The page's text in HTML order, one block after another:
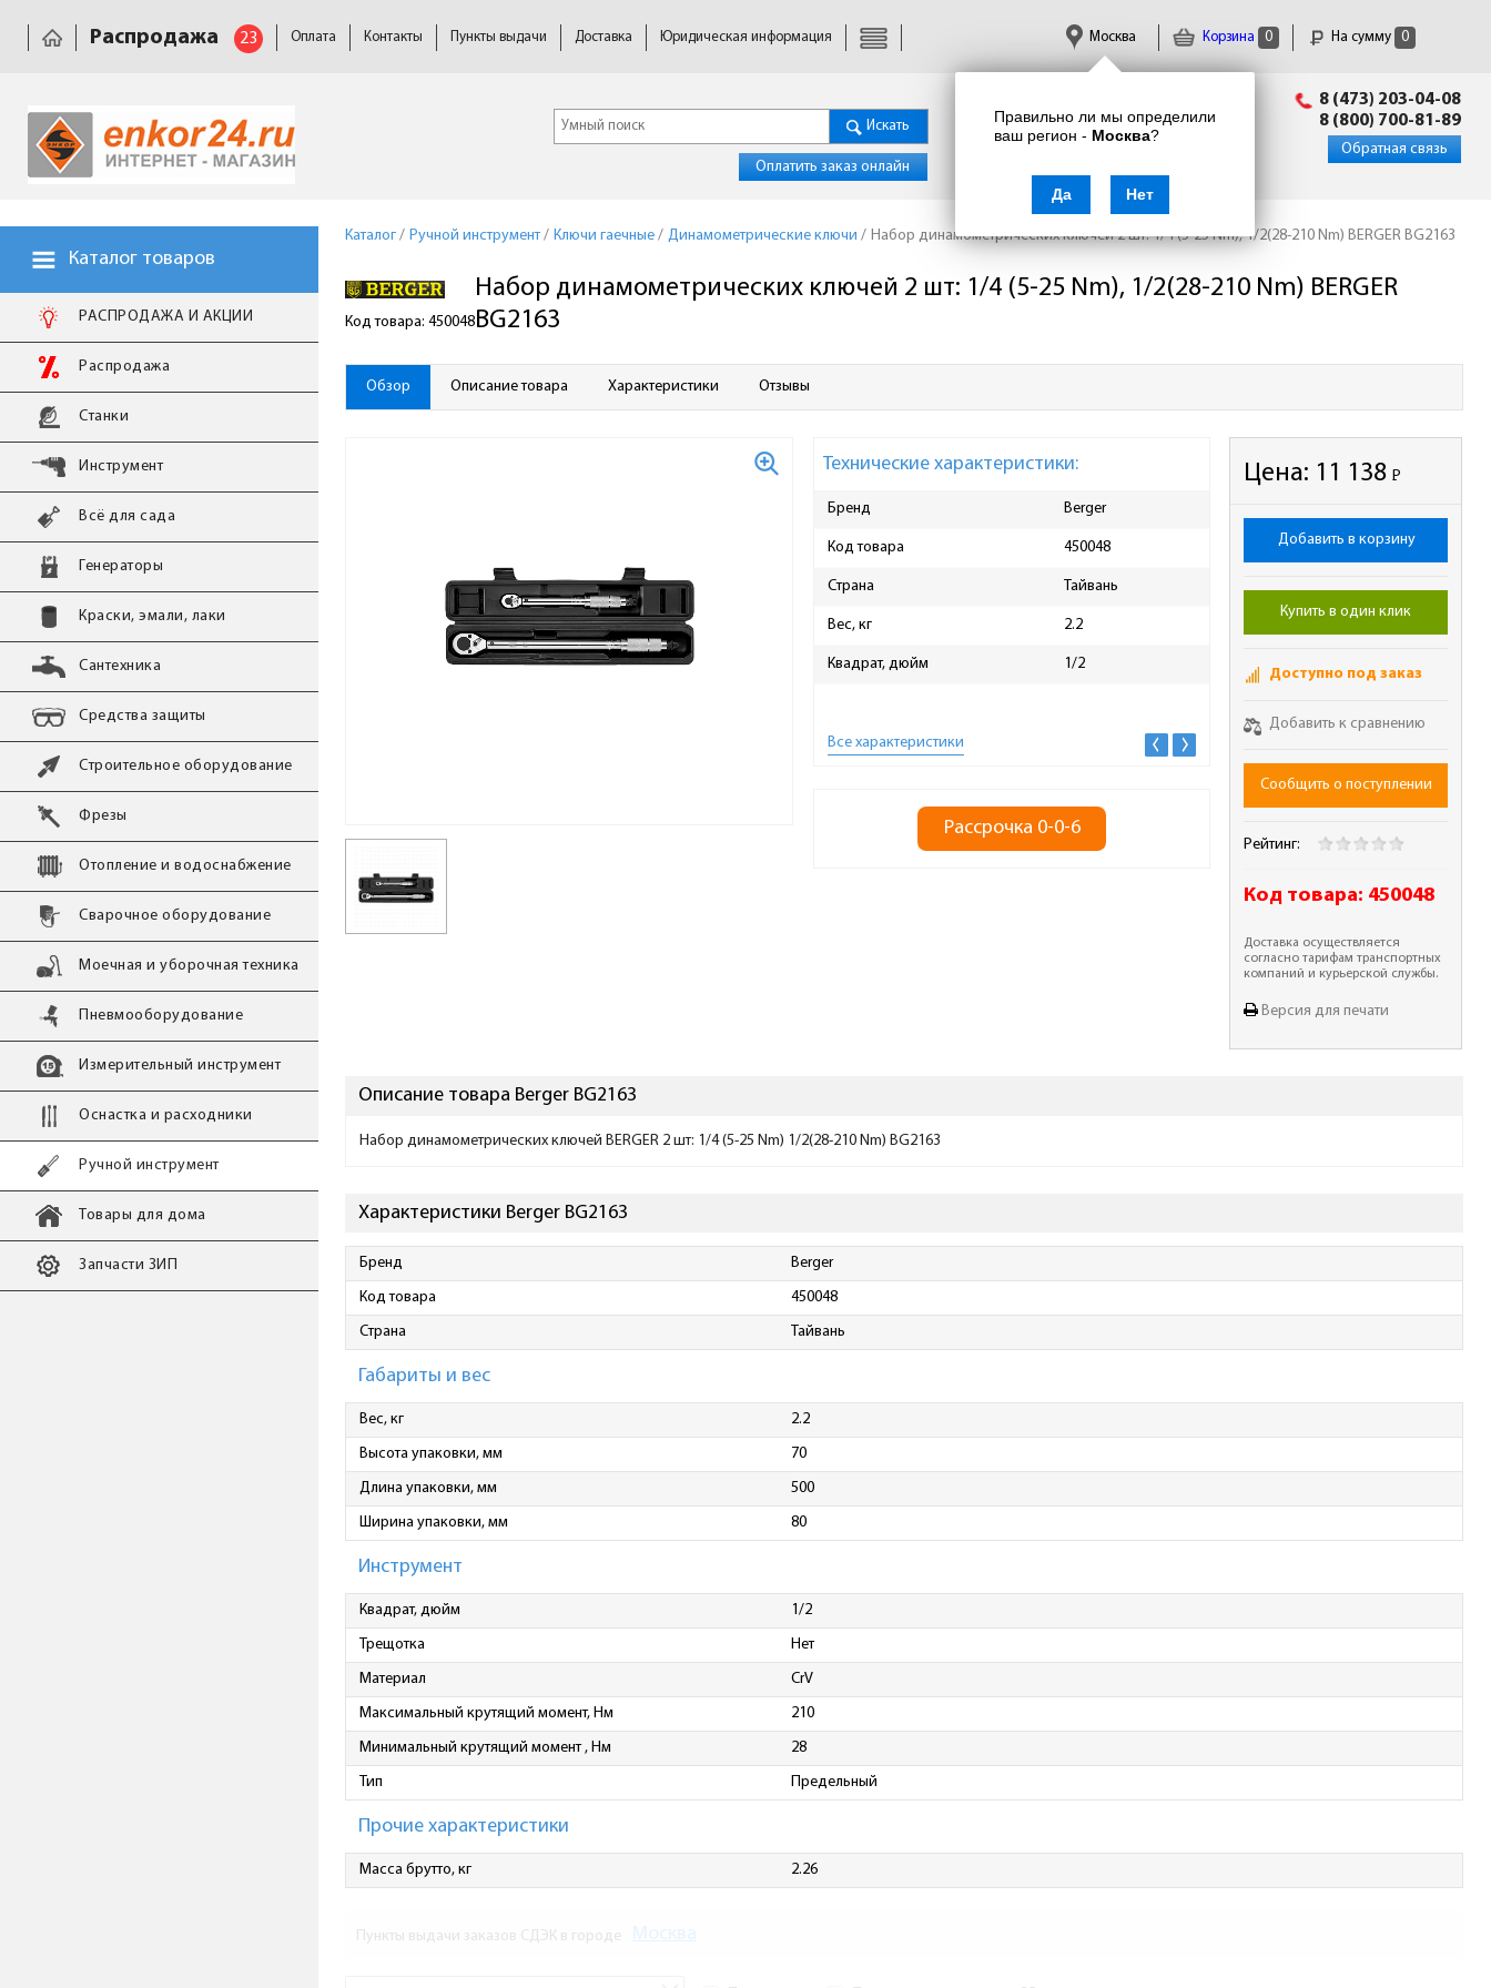
Корзина 0 На сумму 0
Правильно ли мы определили
ваш регион - Москва?
Да Нет
Москва
Распродажа 23 Оплата Контакты Пункты выдачи Доставка Юридическая информация
Искать
Оплатить заказ онлайн
info@enkor24.ru
8 (473) 203-04-08
8 (800) 700-81-89
Обратная связь
Каталог товаров
РАСПРОДАЖА И АКЦИИ
Распродажа
Станки
Инструмент
Всё для сада
Генераторы
Краски, эмали, лаки
Сантехника
Средства защиты
Строительное оборудование
Фрезы
Отопление и водоснабжение
Сварочное оборудование
Моечная и уборочная техника
Пневмооборудование
Измерительный инструмент
Оснастка и расходники
Ручной инструмент
Товары для дома
Запчасти ЗИП
Каталог / Ручной инструмент/ Ключи гаечные / Динамометрические ключи / Набор динамометрических ключей 2 шт: 1/4 (5-25 Nm), 1/2(28-210 Nm) BERGER BG2163
Код товара: 450048
Набор динамометрических ключей 2 шт: 1/4 (5-25 Nm), 1/2(28-210 Nm) BERGER
BG2163
Обзор Описание товара Характеристики Отзывы
Технические характеристики:
Бренд Berger
Код товара 450048
Страна Тайвань
Вес, кг 2.2
Квадрат, дюйм 1/2
Трещотка
Материал
Минимальный крутящий
Все характеристики
Рассрочка 0-0-6
Цена: 11 138Р
-
Добавить в корзину
Купить в один клик
Доступно под заказ
Добавить к сравнению
Сообщить о поступлении
Рейтинг:
Код товара: 450048
Доставка осуществляется
согласно тарифам транспортных
компаний и курьерской службы.
Версия для печати
Описание товара Berger BG2163
Набор динамометрических ключей BERGER 2 шт: 1/4 (5-25 Nm) 1/2(28-210 Nm) BG2163
Характеристики Berger BG2163
Бренд Berger
Код товара 450048
Страна Тайвань
Габариты и вес
Вес, кг 2.2
Высота упаковки, мм 70
Длина упаковки, мм 500
Ширина упаковки, мм 80
Инструмент
Квадрат, дюйм 1/2
Трещотка Нет
Материал CrV
Максимальный крутящий момент, Нм 210
Минимальный крутящий момент , Нм 28
Тип Предельный
Прочие характеристики
Масса брутто, кг 2.26
Пункты выдачи заказов СДЭК в городе